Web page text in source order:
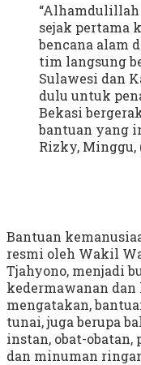
“Alhamdulillah
sejak pertama
bencana alam
tim langsung
Sulawesi dan
dulu untuk
Bekasi
bantuan yang
Rizky, Minggu,
Bantuan
resmi oleh Wakil
Tjahyono, menjadi
kedermawanan
mengatakan,
tunai, juga berupa
instan, obat-obatan,
dan minuman